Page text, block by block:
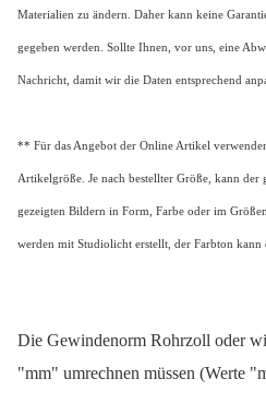
Materialien zu ändern. Daher kann keine
gegeben werden. Sollte Ihnen, vor uns, eine
Nachricht, damit wir die Daten entsprechend
** Für das Angebot der Online Artikel
Artikelgröße. Je nach bestellter Größe, kann
gezeigten Bildern in Form, Farbe oder im
werden mit Studiolicht erstellt, der Farbton kann
Die Gewindenorm Rohrzoll oder
"mm" umrechnen müssen (Werte